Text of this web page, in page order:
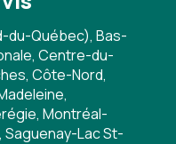
du-Québec), Bas-
Centre-du-
Côte-Nord,
Montréal-
Saguenay-Lac St-